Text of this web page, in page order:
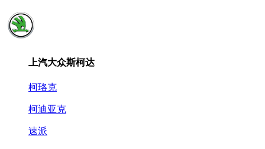
上汽大众斯柯达
柯珞克
柯迪亚克
速派